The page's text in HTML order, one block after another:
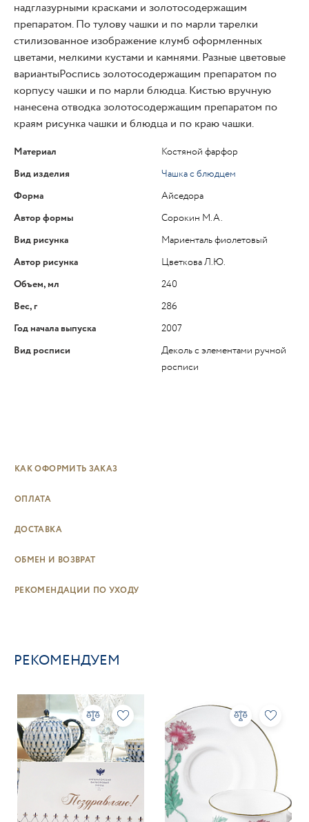
надглазурными красками и золотосодержащим
препаратом. По тулову чашки и по марли тарелки
стилизованное изображение клумб оформленных
цветами, мелкими кустами и камнями. Разные цветовые
вариантыРоспись золотосодержащим препаратом по
корпусу чашки и по марли блюдца. Кистью вручную
нанесена отводка золотосодержащим препаратом по
краям рисунка чашки и блюдца и по краю чашки.
Материал
Костяной фарфор
Вид изделия
Чашка с блюдцем
Форма
Айседора
Автор формы
Сорокин М.А.
Вид рисунка
Мариенталь фиолетовый
Автор рисунка
Цветкова Л.Ю.
Объем, мл
240
Вес, г
286
Год начала выпуска
2007
Вид росписи
Деколь с элементами ручной
росписи
КАК ОФОРМИТЬ ЗАКАЗ
ОПЛАТА
ДОСТАВКА
ОБМЕН И ВОЗВРАТ
РЕКОМЕНДАЦИИ ПО УХОДУ
РЕКОМЕНДУЕМ